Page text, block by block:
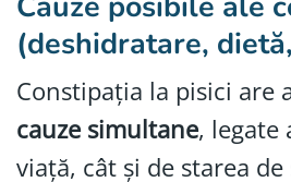
(deshidratare,
Constipația la pisici are
cauze simultane, legate
viață, cât și de starea